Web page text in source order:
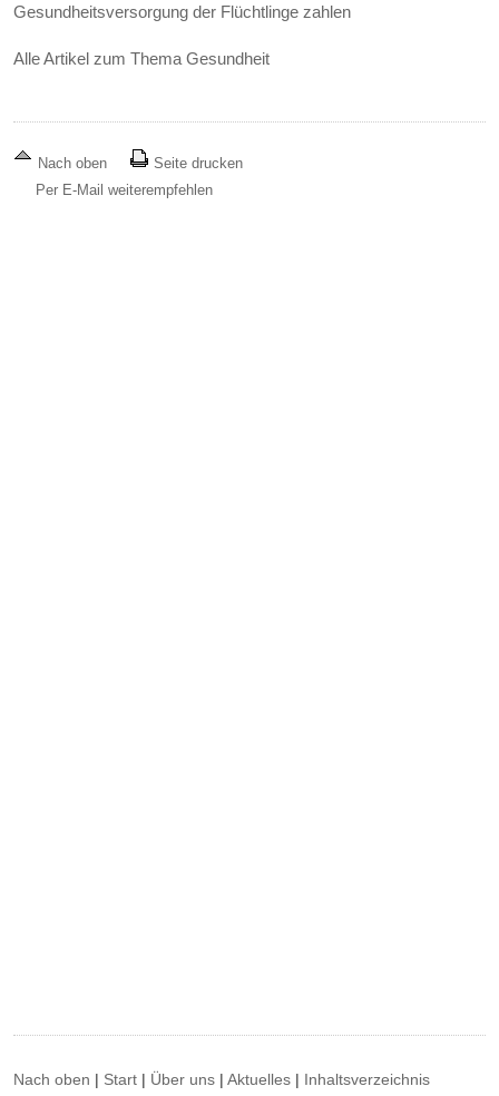
Gesundheitsversorgung der Flüchtlinge zahlen
Alle Artikel zum Thema Gesundheit
Nach oben
Seite drucken
Per E-Mail weiterempfehlen
Nach oben | Start | Über uns |Aktuelles | Inhaltsverzeichnis